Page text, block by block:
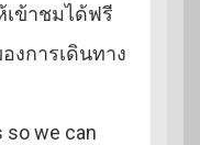
ข้าชมได้ฟรี
งการเดินทาง
so we can